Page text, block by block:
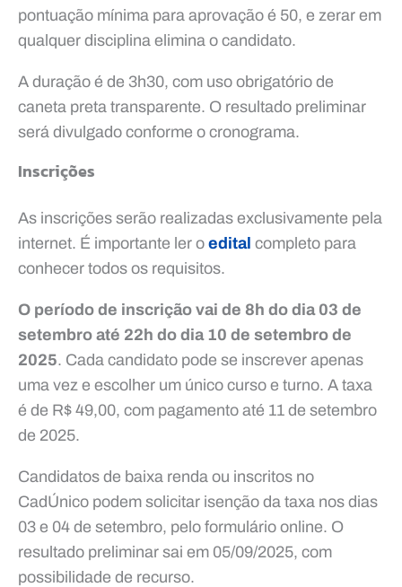
pontuação mínima para aprovação é 50, e zerar em
qualquer disciplina elimina o candidato.
A duração é de 3h30, com uso obrigatório de
caneta preta transparente. O resultado preliminar
será divulgado conforme o cronograma.
Inscrições
As inscrições serão realizadas exclusivamente pela
internet. É importante ler o edital completo para
conhecer todos os requisitos.
O período de inscrição vai de 8h do dia 03 de
setembro até 22h do dia 10 de setembro de
2025. Cada candidato pode se inscrever apenas
uma vez e escolher um único curso e turno. A taxa
é de R$ 49,00, com pagamento até 11 de setembro
de 2025.
Candidatos de baixa renda ou inscritos no
CadÚnico podem solicitar isenção da taxa nos dias
03 e 04 de setembro, pelo formulário online. O
resultado preliminar sai em 05/09/2025, com
possibilidade de recurso.